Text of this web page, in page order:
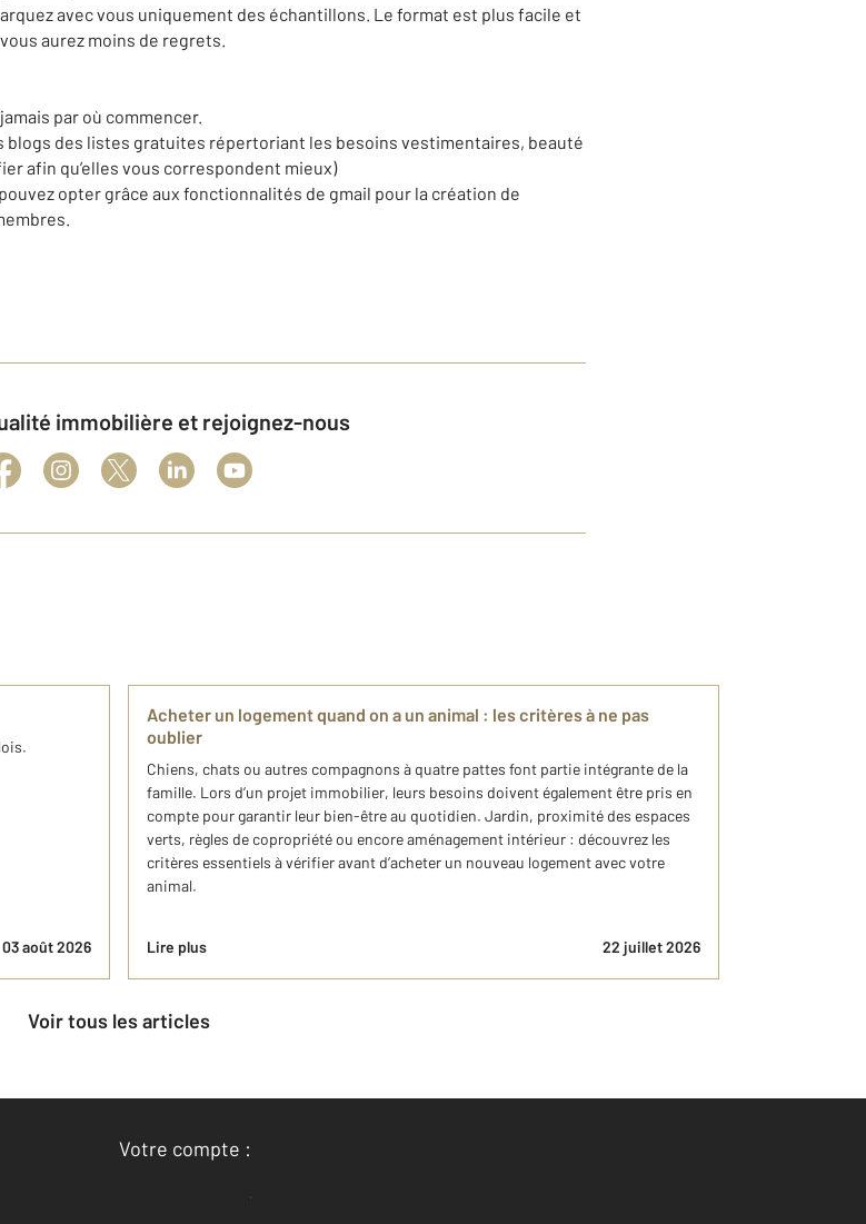
avec vous uniquement des échantillons. Le format est plus facile et
aurez moins de regrets.
par où commencer.
blogs des listes gratuites répertoriant les besoins vestimentaires, beauté
afin qu’elles vous correspondent mieux)
opter grâce aux fonctionnalités de gmail pour la création de
immobilière et rejoignez-nous
03 août 2026
Acheter un logement quand on a un animal : les critères à ne pas
oublier
Chiens, chats ou autres compagnons à quatre pattes font partie intégrante de la
famille. Lors d’un projet immobilier, leurs besoins doivent également être pris en
compte pour garantir leur bien-être au quotidien. Jardin, proximité des espaces
verts, règles de copropriété ou encore aménagement intérieur : découvrez les
critères essentiels à vérifier avant d’acheter un nouveau logement avec votre
animal.
Lire plus 22 juillet 2026
Voir tous les articles
Votre compte :
Accéder à mon compte